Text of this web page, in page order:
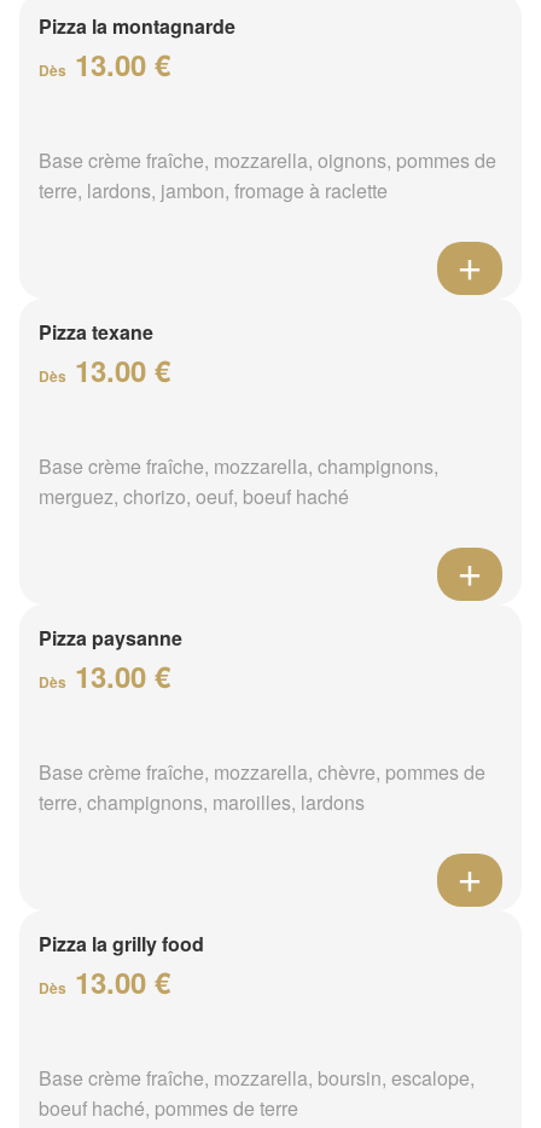
Pizza la montagnarde
Dès 13.00 €
Base crème fraîche, mozzarella, oignons, pommes de
terre, lardons, jambon, fromage à raclette
Pizza texane
Dès 13.00 €
Base crème fraîche, mozzarella, champignons,
merguez, chorizo, oeuf, boeuf haché
Pizza paysanne
Dès 13.00 €
Base crème fraîche, mozzarella, chèvre, pommes de
terre, champignons, maroilles, lardons
Pizza la grilly food
Dès 13.00 €
Base crème fraîche, mozzarella, boursin, escalope,
boeuf haché, pommes de terre